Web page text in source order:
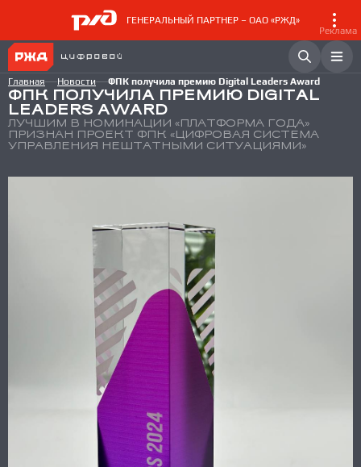
ГЕНЕРАЛЬНЫЙ ПАРТНЕР – ОАО «РЖД»
Реклама
Главная Новости ФПК получила премию Digital Leaders Award
ФПК ПОЛУЧИЛА ПРЕМИЮ DIGITAL
LEADERS AWARD
ЛУЧШИМ В НОМИНАЦИИ «ПЛАТФОРМА ГОДА»
ПРИЗНАН ПРОЕКТ ФПК «ЦИФРОВАЯ СИСТЕМА
УПРАВЛЕНИЯ НЕШТАТНЫМИ СИТУАЦИЯМИ»